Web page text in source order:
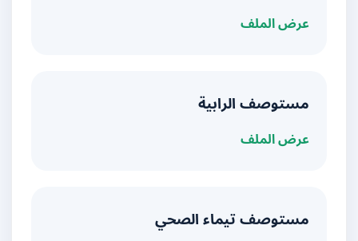
عرض الملف
مستوصف الرابية
عرض الملف
مستوصف تيماء الصحي